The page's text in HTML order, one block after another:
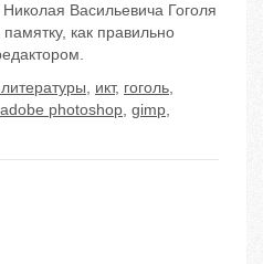
Васильевича Гоголя
как правильно
, икт, гоголь,
adobe photoshop, gimp,